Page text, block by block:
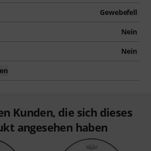
Gewebefell
Nein
Nein
Kunden, die sich dieses
angesehen haben